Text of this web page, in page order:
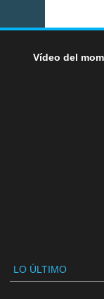
Vídeo del
LO ÚLTIMO